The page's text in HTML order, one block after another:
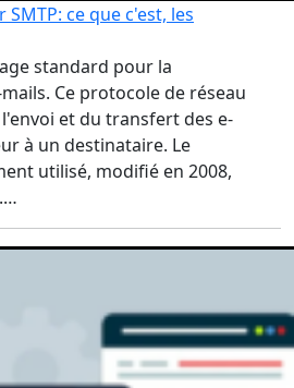
ce que c'est, les
standard pour la
Ce protocole de réseau
et du transfert des e-
à un destinataire. Le
utilisé, modifié en 2008,